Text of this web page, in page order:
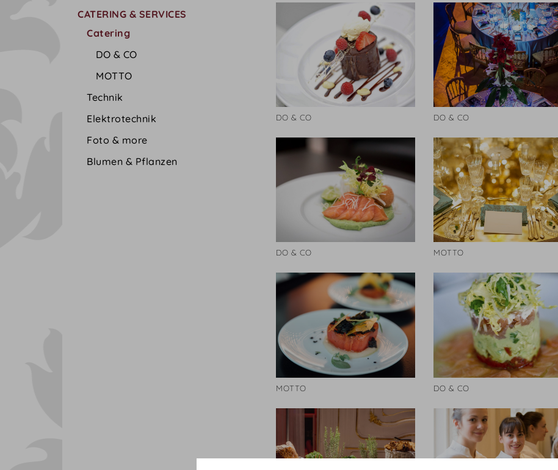
CATERING & SERVICES
Catering
DO & CO
MOTTO
Technik
Elektrotechnik
Foto & more
Blumen & Pflanzen
DO & CO DO & CO
DO & CO MOTTO
MOTTO DO & CO